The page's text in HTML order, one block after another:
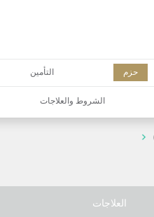
حزم التأمين
الشروط والعلاجات
العلاجات